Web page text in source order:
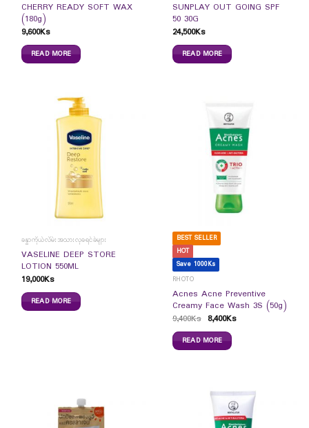
CHERRY READY SOFT WAX
(180g)
9,600Ks
READ MORE
SUNPLAY OUT GOING SPF
50 30G
24,500Ks
READ MORE
ခန္ဓာကိုယ်လိမ်းအသားလှခရင်ခ်များ
VASELINE DEEP STORE
LOTION 550ML
19,000Ks
READ MORE
BEST SELLER
HOT
Save 1000Ks
RHOTO
Acnes Acne Preventive
Creamy Face Wash 3S (50g)
9,400Ks 8,400Ks
READ MORE